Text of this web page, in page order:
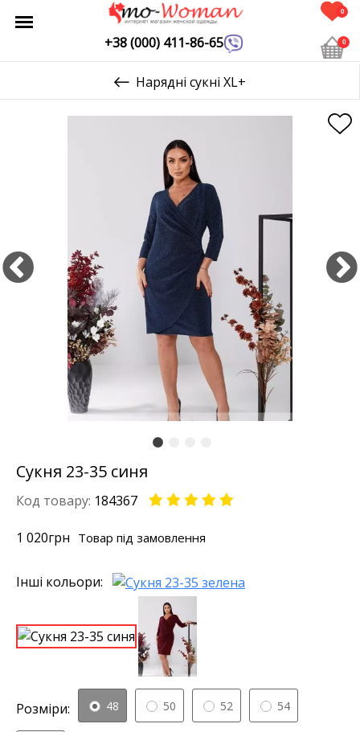
+38 (000) 411-86-65
0
0
Нарядні сукні XL+
Сукня 23-35 синя
Код товару: 184367
1 020грн Товар під замовлення
Інші кольори:
Розміри: 48 50 52 54